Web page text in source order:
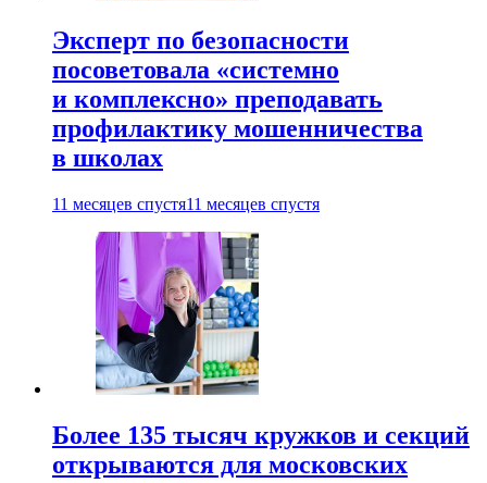
Эксперт по безопасности
посоветовала «системно
и комплексно» преподавать
профилактику мошенничества
в школах
11 месяцев спустя11 месяцев спустя
Более 135 тысяч кружков и секций
открываются для московских